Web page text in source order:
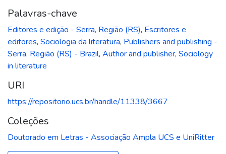
Palavras-chave
Editores e edição - Serra, Região (RS), Escritores e
editores, Sociologia da literatura, Publishers and publishing -
Serra, Região (RS) - Brazil, Author and publisher, Sociology
in literature
URI
https://repositorio.ucs.br/handle/11338/3667
Coleções
Doutorado em Letras - Associação Ampla UCS e UniRitter